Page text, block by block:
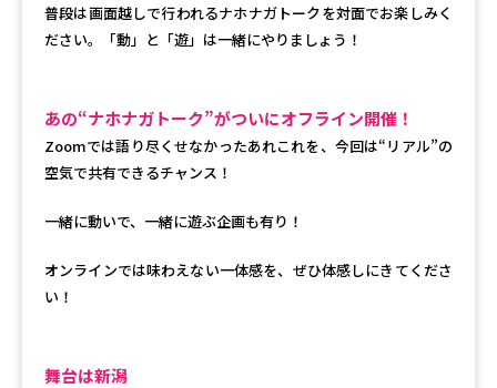
普段は画面越しで行われるナホナガトークを対面でお楽しみく
ださい。「動」と「遊」は一緒にやりましょう！
あの“ナホナガトーク”がついにオフライン開催！
Zoomでは語り尽くせなかったあれこれを、今回は“リアル”の
空気で共有できるチャンス！
一緒に動いで、一緒に遊ぶ企画も有り！
オンラインでは味わえない一体感を、ぜひ体感しにきてくださ
い！
舞台は新潟